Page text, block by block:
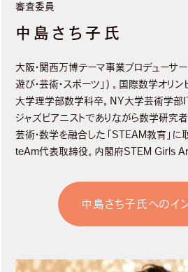
審査委員
中島さち子氏
大阪・関西万博テーマ事業プロデューサー
遊び・芸術・スポーツ」) 。国際数学オリ
大学理学部数学科卒。NY大学芸術学部
ジャズピアニストでありながら数学研究者
芸術・数学を融合した「STEAM教育」に
teAm代表取締役。内閣府STEM Girls
中島さち子氏へのイ